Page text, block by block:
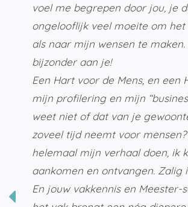
voel me begrepen door jou, je
ongelooflijk veel moeite om het
als naar mijn wensen te maken.
bijzonder aan je!
Een Hart voor de Mens, en een
mijn profilering en mijn
weet niet of dat van je
zoveel tijd neemt voor
helemaal mijn verhaal doen, ik
aankomen en ontvangen. Zalig
En jouw vakkennis en Meester-